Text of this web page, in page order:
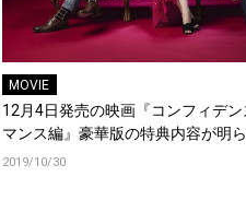
MOVIE
12月4日発売の映画『コンフィデン
マンス編』豪華版の特典内容が明ら
2019/10/30